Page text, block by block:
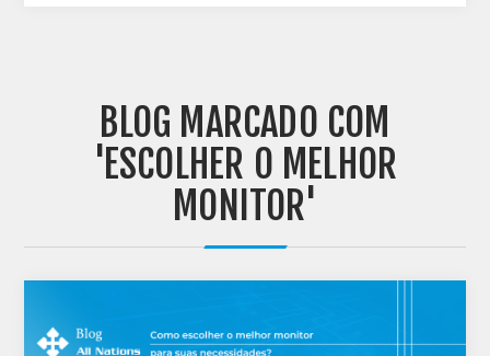
BLOG MARCADO COM
'ESCOLHER O MELHOR
MONITOR'